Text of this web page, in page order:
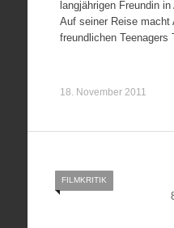
langjährigen Freundin
Auf seiner Reise
freundlichen Teenagers
18. November 2011
FILMKRITIK